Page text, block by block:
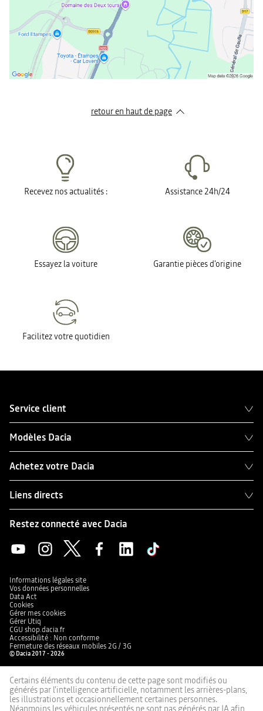
retour en haut de page​
Recevez nos actualités : Assistance 24h/24
Essayez la voiture Garantie pièces d'origine
Facilitez votre quotidien
Service client
Modèles Dacia
Achetez votre Dacia
Liens directs
Restez connecté avec Dacia
Informations légales site
Vos données personnelles
Data Act
Cookies
Gérer mes cookies
Gérer Utiq
CGU shop.dacia.fr
Accessibilité : Non conforme
Fermeture des réseaux mobiles 2G / 3G
© Dacia 2017 - 2026
Certains éléments du contenu de cette page sont modifiés ou
générés par l'intelligence artificielle, notamment les arrières-plans,
les illustrations et occasionnellement certaines personnes.